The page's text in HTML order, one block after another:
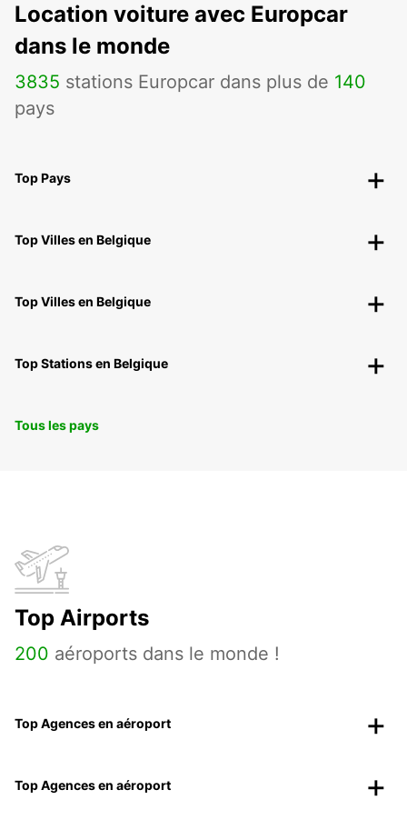
Location voiture avec Europcar
dans le monde
3835 stations Europcar dans plus de 140
pays
Top Pays
Top Villes en Belgique
Top Villes en Belgique
Top Stations en Belgique
Tous les pays
Top Airports
200 aéroports dans le monde !
Top Agences en aéroport
Top Agences en aéroport